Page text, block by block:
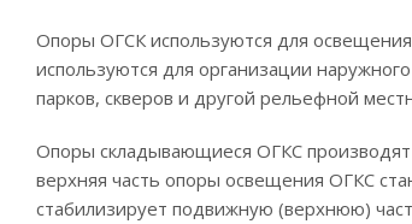
Опоры ОГСК используются для
используются для организации
парков, скверов и другой рельефной
Опоры складывающиеся ОГКС производят
верхняя часть опоры освещения ОГКС
стабилизирует подвижную (верхнюю)